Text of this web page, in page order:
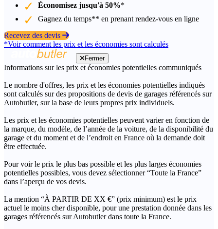
Économisez jusqu'à 50%*
Gagnez du temps** en prenant rendez-vous en ligne
Recevez des devis
*Voir comment les prix et les économies sont calculés
Fermer
Informations sur les prix et économies potentielles communiqués
Le nombre d'offres, les prix et les économies potentielles indiqués
sont calculés sur des propositions de devis de garages référencés sur
Autobutler, sur la base de leurs propres prix individuels.
Les prix et les économies potentielles peuvent varier en fonction de
la marque, du modèle, de l’année de la voiture, de la disponibilité du
garage et du moment et de l’endroit en France où la demande doit
être effectuée.
Pour voir le prix le plus bas possible et les plus larges économies
potentielles possibles, vous devez sélectionner “Toute la France”
dans l’aperçu de vos devis.
La mention “À PARTIR DE XX €” (prix minimum) est le prix
actuel le moins cher disponible, pour une prestation donnée dans les
garages référencés sur Autobutler dans toute la France.